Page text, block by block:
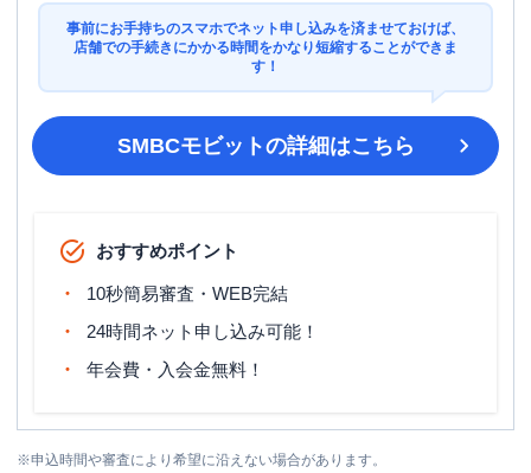
事前にお手持ちのスマホでネット申し込みを済ませておけば、
店舗での手続きにかかる時間をかなり短縮することができま
す！
SMBCモビットの詳細はこちら
おすすめポイント
10秒簡易審査・WEB完結
24時間ネット申し込み可能！
年会費・入会金無料！
※申込時間や審査により希望に沿えない場合があります。